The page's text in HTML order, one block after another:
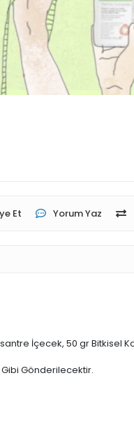
Et Yorum Yaz
İçecek, 50 gr
Gönderilecektir.